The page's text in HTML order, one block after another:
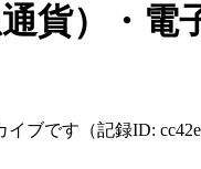
貨）・電
ブです（記録ID: